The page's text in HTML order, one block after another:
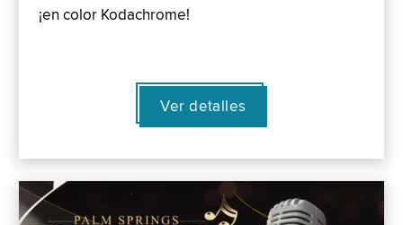
¡en color Kodachrome!
Ver detalles